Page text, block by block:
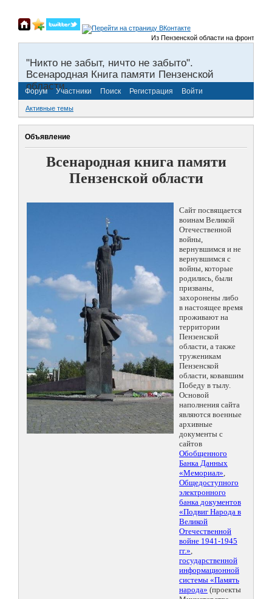
Из Пензенской области на фронты
"Никто не забыт, ничто не забыто".
Всенародная Книга памяти Пензенской
области.
Форум Участники Поиск Регистрация Войти
Активные темы
Объявление
Всенародная книга памяти
Пензенской области
Сайт посвящается
воинам Великой
Отечественной
войны,
вернувшимся и не
вернувшимся с
войны, которые
родились, были
призваны,
захоронены либо
в настоящее время
проживают на
территории
Пензенской
области, а также
труженикам
Пензенской
области, ковавшим
Победу в тылу.
Основой
наполнения сайта
являются военные
архивные
документы с
сайтов
Обобщенного
Банка Данных
«Мемориал»,
Общедоступного
электронного
банка документов
«Подвиг Народа в
Великой
Отечественной
войне 1941-1945
гг.»,
государственной
информационной
системы «Память
народа» (проекты